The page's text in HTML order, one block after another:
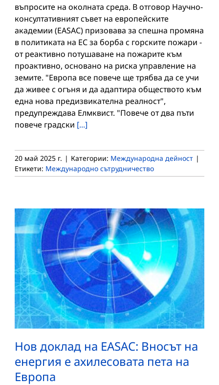
въпросите на околната среда. В отговор Научно-
консултативният съвет на европейските
академии (EASAC) призовава за спешна промяна
в политиката на ЕС за борба с горските пожари -
от реактивно потушаване на пожарите към
проактивно, основано на риска управление на
земите. "Европа все повече ще трябва да се учи
да живее с огъня и да адаптира обществото към
една нова предизвикателна реалност",
предупреждава Елмквист. "Повече от два пъти
повече градски [...]
20 май 2025 г. | Категории: Международна дейност |
Етикети: Международно сътрудничество
Нов доклад на EASAC: Вносът на
енергия е ахилесовата пета на
Европа